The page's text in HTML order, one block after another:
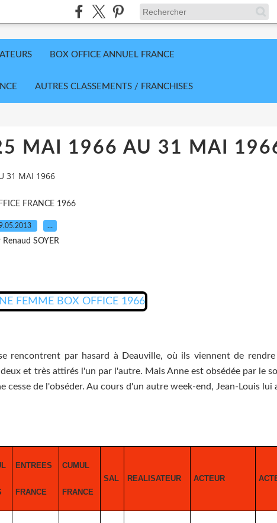
BOX OFFICE ANNUEL FRANCE
AUTRES CLASSEMENTS / FRANCHISES
MAI 1966 AU 31 MAI
31 MAI 1966
FRANCE 1966
…
Renaud SOYER
rencontrent par hasard à Deauville, où ils viennent de
et très attirés l'un par l'autre. Mais Anne est obsédée par le
de l'obséder. Au cours d'un autre week-end, Jean-Louis lui
ENTREES
FRANCE
CUMUL
FRANCE
SAL REALISATEUR ACTEUR